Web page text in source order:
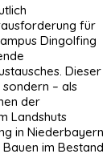
für
Dingolfing
Dieser
– als
der
Landshuts
in Niederbayern
im Bestand